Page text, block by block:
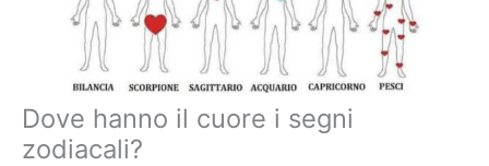
Dove hanno il cuore i segni
zodiacali?